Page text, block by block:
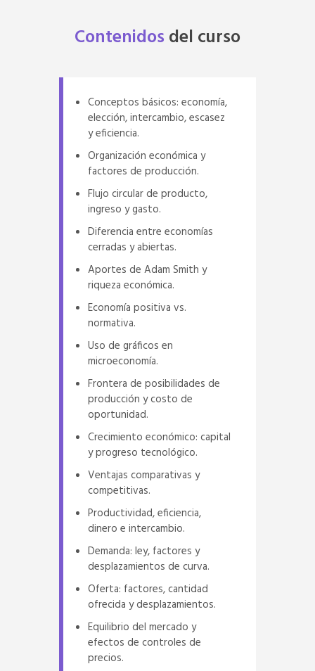
Contenidos del curso
Conceptos básicos: economía,
elección, intercambio, escasez
y eficiencia.
Organización económica y
factores de producción.
Flujo circular de producto,
ingreso y gasto.
Diferencia entre economías
cerradas y abiertas.
Aportes de Adam Smith y
riqueza económica.
Economía positiva vs.
normativa.
Uso de gráficos en
microeconomía.
Frontera de posibilidades de
producción y costo de
oportunidad.
Crecimiento económico: capital
y progreso tecnológico.
Ventajas comparativas y
competitivas.
Productividad, eficiencia,
dinero e intercambio.
Demanda: ley, factores y
desplazamientos de curva.
Oferta: factores, cantidad
ofrecida y desplazamientos.
Equilibrio del mercado y
efectos de controles de
precios.